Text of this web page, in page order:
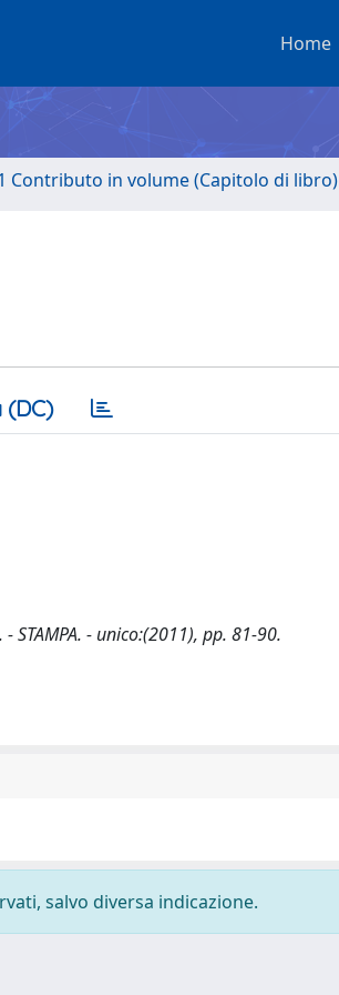
Home
Contributo in volume (Capitolo di libro)
(DC)
- unico:(2011), pp. 81-90.
salvo diversa indicazione.